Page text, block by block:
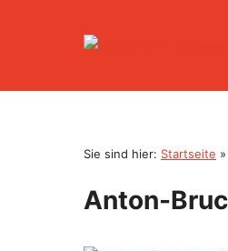
Sie sind hier: Startseite »
Anton-